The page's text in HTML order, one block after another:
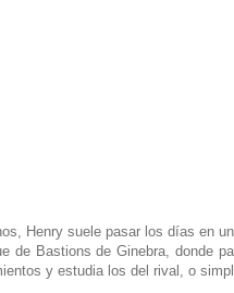
Henry suele pasar los días en
de Bastions de Ginebra, donde
y estudia los del rival, o